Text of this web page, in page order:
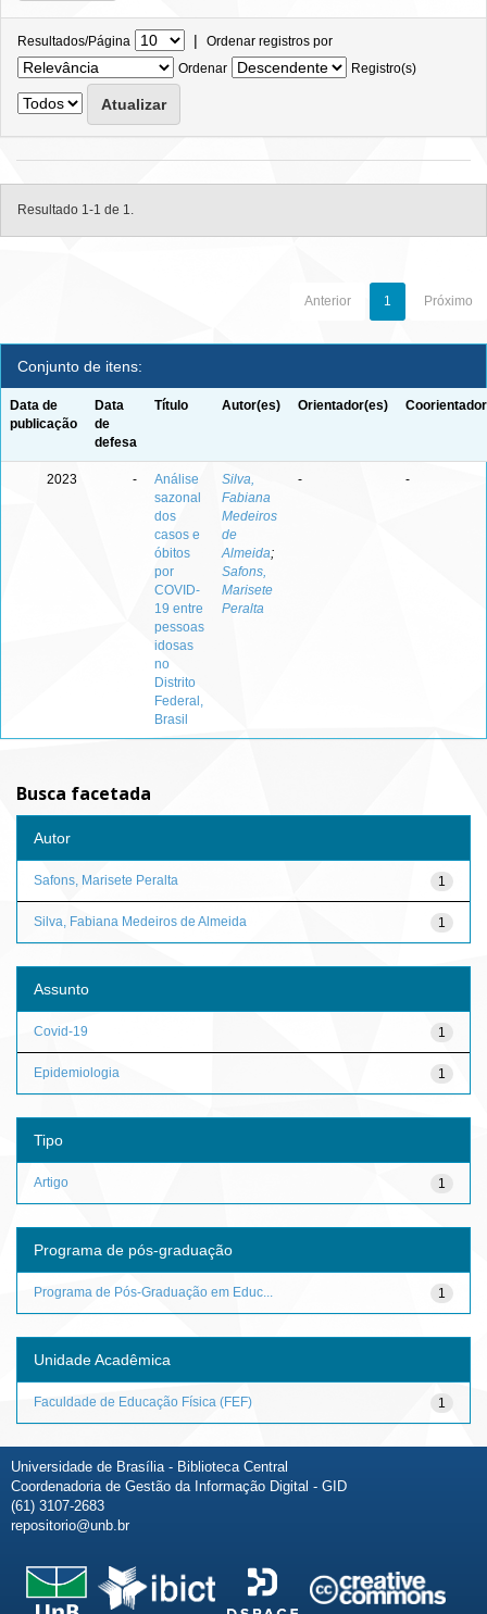
Resultados/Página | Ordenar registros por
Ordenar
Registro(s)
Resultado 1-1 de 1.
Anterior 1 Próximo
Conjunto de itens:
Data de
publicação
Data
de
defesa
Título Autor(es) Orientador(es)
2023 -
Análise
sazonal
dos
casos e
óbitos
por
COVID-
19 entre
pessoas
idosas
no
Distrito
Federal,
Brasil
Silva,
Fabiana
Medeiros
de
Almeida;
Safons,
Marisete
Peralta
- -
Busca facetada
Autor
1
Safons, Marisete Peralta
1
Silva, Fabiana Medeiros de Almeida
Assunto
1
Covid-19
1
Epidemiologia
Tipo
1
Artigo
Programa de pós-graduação
1
Programa de Pós-Graduação em Educ...
Unidade Acadêmica
1
Faculdade de Educação Física (FEF)
Universidade de Brasília - Biblioteca Central
Coordenadoria de Gestão da Informação Digital - GID
(61) 3107-2683
repositorio@unb.br